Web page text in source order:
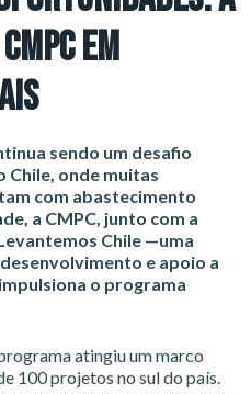
EM
sendo um desafio
Chile, onde muitas
com abastecimento
a CMPC, junto com a
Chile —uma
e apoio a
o programa
atingiu um marco
100 projetos no sul do país.